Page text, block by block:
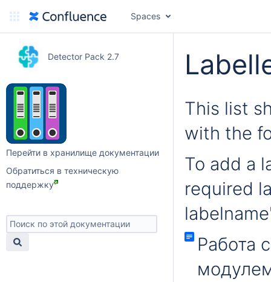
Spaces
Detector Pack 2.7
Перейти в хранилище документации
Обратиться в техническую
поддержку
This list
with the
To add a
required
Работа